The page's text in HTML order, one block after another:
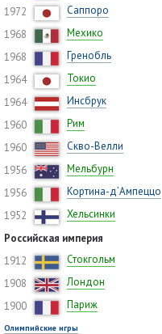
1972
Саппоро
1968
Мехико
1968
Гренобль
1964
Токио
1964
Инсбрук
1960
Рим
1960
Скво-Велли
1956
Мельбурн
1956
Кортина-д’Ампеццо
1952
Хельсинки
Российская империя
1912
Стокгольм
1908
Лондон
1900
Париж
Олимпийские игры